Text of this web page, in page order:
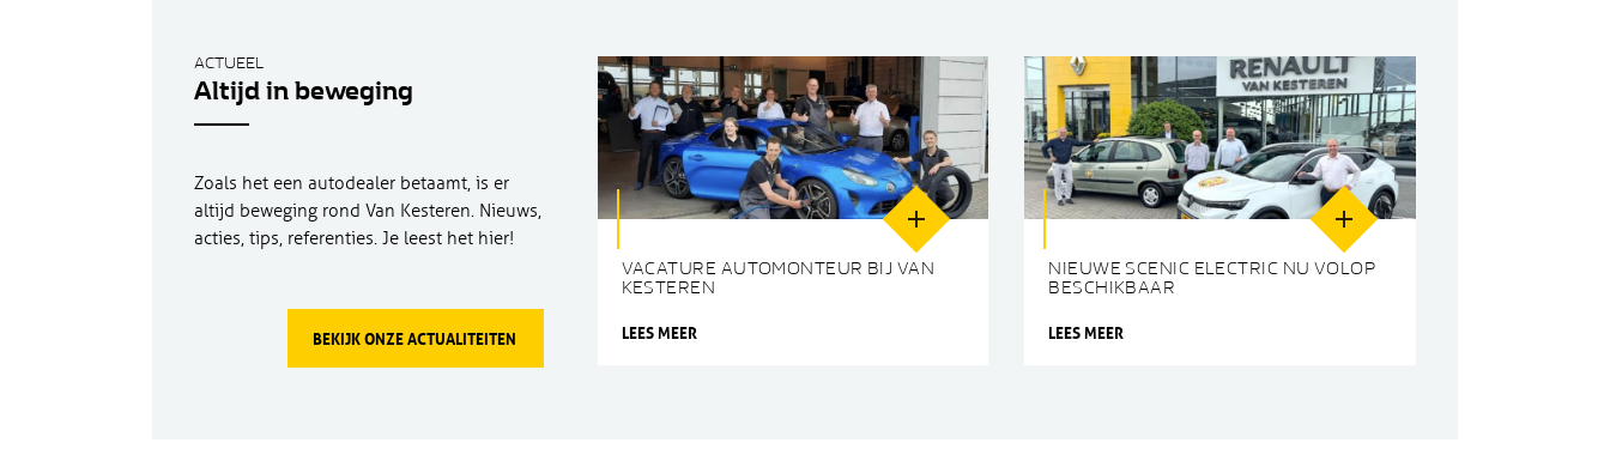
ACTUEEL
Altijd in beweging
Zoals het een autodealer betaamt, is er
altijd beweging rond Van Kesteren. Nieuws,
acties, tips, referenties. Je leest het hier!
BEKIJK ONZE ACTUALITEITEN
VACATURE AUTOMONTEUR BIJ VAN
KESTEREN
LEES MEER
NIEUWE SCENIC ELECTRIC NU VOLOP
BESCHIKBAAR
LEES MEER